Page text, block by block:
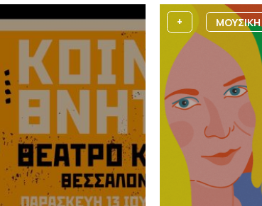
+ ΜΟΥΣΙΚΗ